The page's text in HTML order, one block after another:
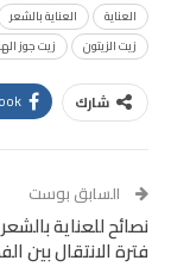
العناية
العناية بالشعر
زيت الزيتون
زيت جوز
شارك
Tumblr
البريد الإلكتروني
Digg
السابق بوست
نصائح للعناية
فترة الانتقال بين